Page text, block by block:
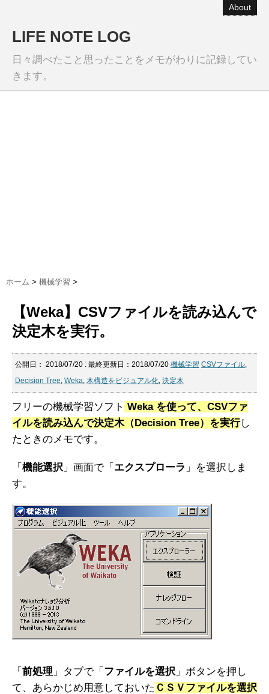
About
LIFE NOTE LOG
日々調べたこと思ったことをメモがわりに記録してい
きます。
ホーム > 機械学習 >
【Weka】CSVファイルを読み込んで
決定木を実行。
公開日： 2018/07/20 : 最終更新日：2018/07/20 機械学習 CSVファイル,
Decision Tree, Weka, 木構造をビジュアル化, 決定木
フリーの機械学習ソフト Weka を使って、CSVファ
イルを読み込んで決定木（Decision Tree）を実行し
たときのメモです。
「 機能選択」画面で「 エクスプローラ 」を選択しま
す。
「 前処理 」タブで「 ファイルを選択」ボタンを押し
て、あらかじめ用意しておいた ＣＳＶファイルを選択